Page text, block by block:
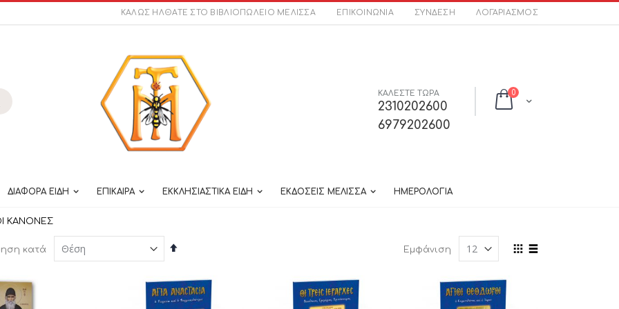
ΚΑΛΩΣ ΗΛΘΑΤΕ ΣΤΟ ΒΙΒΛΙΟΠΩΛΕΙΟ ΜΕΛΙΣΣΑ ΕΠΙΚΟΙΝΩΝΊΑ ΣΎΝΔΕΣΗ ΛΟΓΑΡΙΑΣΜΌΣ
Cart
0στοιχεία
ΚΑΛΕΣΤΕ ΤΩΡΑ
2310202600
6979202600
ΔΙΑΦΟΡΑ ΕΙΔΗ ΕΠΙΚΑΙΡΑ ΕΚΚΛΗΣΙΑΣΤΙΚΑ ΕΙΔΗ ΕΚΔΟΣΕΙΣ ΜΕΛΙΣΣΑ ΗΜΕΡΟΛΟΓΙΑ
ΚΑΝΟΝΕΣ
κατά
Φθίνουσα
Προβολή
Εμφάνιση